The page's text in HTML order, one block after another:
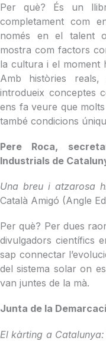
Per què? És un
completament com
només en el talent
mostra com factors
la cultura i el moment
Amb històries
introdueix conceptes
ens fa veure que
també condicions
Pere Roca,
Industrials de
Una breu i atzarosa
Català Amigó (Angle
Per què? Per dues
divulgadors científics
sap connectar
del sistema solar on
van juntes de la mà.
Junta de la
El kàrting a